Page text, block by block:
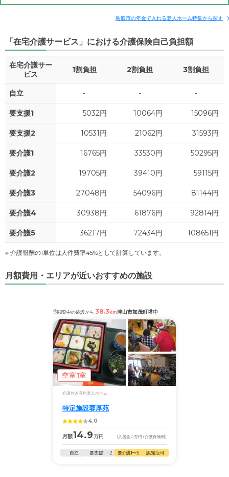
鳥取市の年金で入れる老人ホーム特集から探す
「在宅介護サービス」における介護保険自己負担額
在宅介護サー
ビス
1割負担 2割負担 3割負担
自立 - - -
要支援1 5032円 10064円 15096円
要支援2 10531円 21062円 31593円
要介護1 16765円 33530円 50295円
要介護2 19705円 39410円 59115円
要介護3 27048円 54096円 81144円
要介護4 30938円 61876円 92814円
要介護5 36217円 72434円 108651円
※ 介護報酬の1単位は人件費率45%として計算しています。
月額費用・エリアが近いおすすめの施設
閲覧中の施設から 38.3km津山市加茂町塔中
空室1室
介護付き有料老人ホーム
特定施設蓉厚苑
4.0
月額14.9万円 (入居金0万円 +介護保険料)
自立 要支援1・2 要介護1〜5 認知症可